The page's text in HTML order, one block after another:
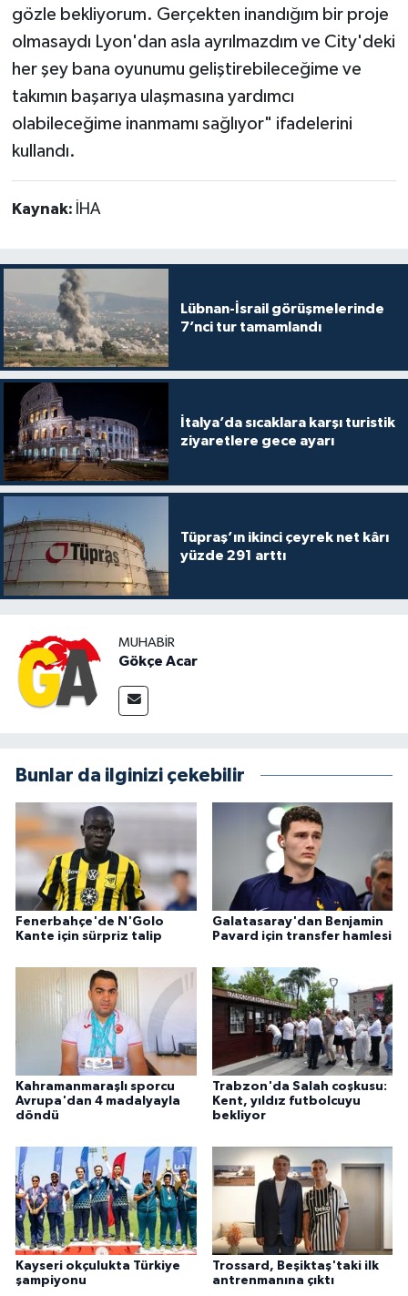
gözle bekliyorum. Gerçekten inandığım bir proje
olmasaydı Lyon'dan asla ayrılmazdım ve City'deki
her şey bana oyunumu geliştirebileceğime ve
takımın başarıya ulaşmasına yardımcı
olabileceğime inanmamı sağlıyor" ifadelerini
kullandı.
Kaynak: İHA
Lübnan-İsrail görüşmelerinde
7’nci tur tamamlandı
İtalya’da sıcaklara karşı turistik
ziyaretlere gece ayarı
Tüpraş’ın ikinci çeyrek net kârı
yüzde 291 arttı
MUHABIR
Gökçe Acar
Bunlar da ilginizi çekebilir
Fenerbahçe'de N'Golo
Kante için sürpriz talip
Galatasaray'dan Benjamin
Pavard için transfer hamlesi
Kahramanmaraşlı sporcu
Avrupa'dan 4 madalyayla
döndü
Trabzon'da Salah coşkusu:
Kent, yıldız futbolcuyu
bekliyor
Kayseri okçulukta Türkiye
şampiyonu
Trossard, Beşiktaş'taki ilk
antrenmanına çıktı